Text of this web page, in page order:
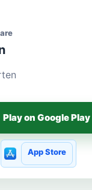
Play on Google Play
App Store